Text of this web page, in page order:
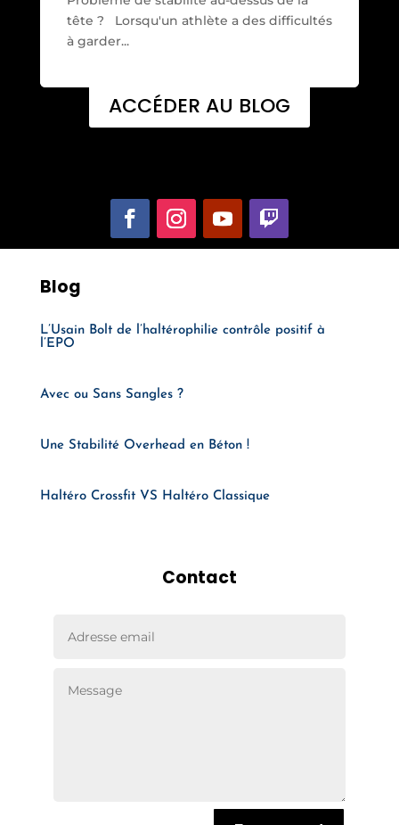
tête ? Lorsqu'un athlète a des difficultés
à garder...
ACCÉDER AU BLOG
Blog
L’Usain Bolt de l’haltérophilie contrôle positif à
l’EPO
Avec ou Sans Sangles ?
Une Stabilité Overhead en Béton !
Haltéro Crossfit VS Haltéro Classique
Contact